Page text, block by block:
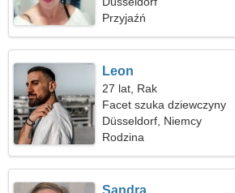
Przyjaźń
Leon
27 lat, Rak
Facet szuka dziewczyny
Düsseldorf, Niemcy
Rodzina
Sandra